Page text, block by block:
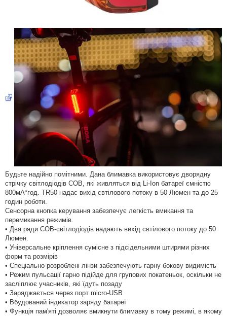
Будьте надійно помітними. Дана блимавка використовує дворядну
стрічку світлодіодів COB, які живляться від Li-Ion батареї ємністю
800мА*год. TR50 надає вихід свтілового потоку в 50 Люмен та до 25
годин роботи.
Сенсорна кнопка керування забезпечує легкість вмикання та
перемикання режимів.
• Два ряди COB-світлодіодів надають вихід свтілового потоку до 50
Люмен.
• Універсальне кріплення сумісне з підсідельними штирями різних
форм та розмірів
• Спеціально розроблені лінзи забезпечують гарну бокову видимість
• Режим пульсації гарно підійде для групових покатеньок, оскільки не
засліплює учасників, які їдуть позаду
• Заряджається через порт micro-USB
• Вбудований індикатор заряду батареї
• Функція пам'яті дозволяє вмикнути блимавку в тому режимі, в якому